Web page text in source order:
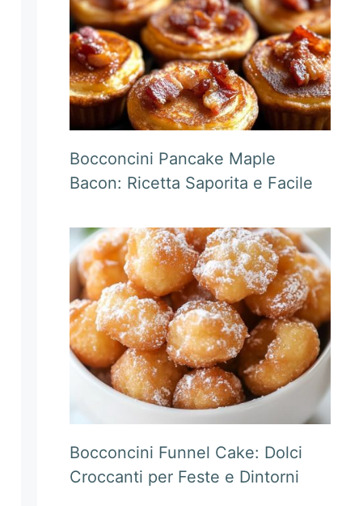
Bocconcini Pancake Maple
Bacon: Ricetta Saporita e Facile
Bocconcini Funnel Cake: Dolci
Croccanti per Feste e Dintorni